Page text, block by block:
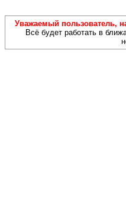
Уважаемый пользователь,
Всё будет работать в